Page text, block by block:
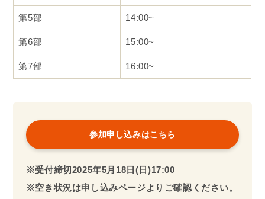
第5部 14:00~
第6部 15:00~
第7部 16:00~
参加申し込みはこちら
※受付締切2025年5月 18日(日)17:00
※空き状況は申し込みページよりご確認ください。